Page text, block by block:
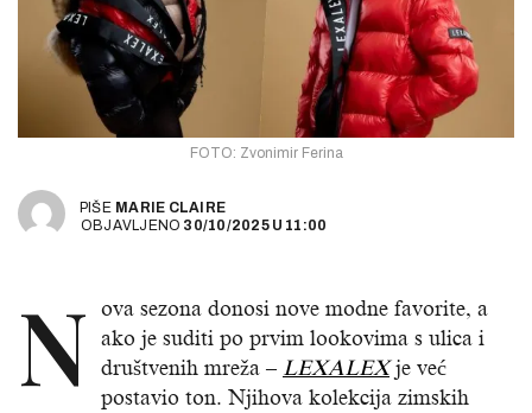
FOTO: Zvonimir Ferina
PIŠE MARIE CLAIRE
OBJAVLJENO 30/10/2025 U 11:00
N
ova sezona donosi nove modne favorite, a
ako je suditi po prvim lookovima s ulica i
društvenih mreža – LEXALEXje već
postavio ton. Njihova kolekcija zimskih